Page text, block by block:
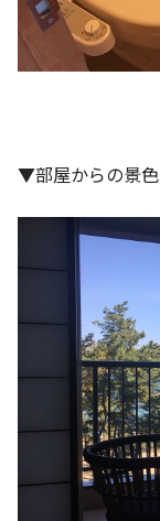
▼部屋からの景色